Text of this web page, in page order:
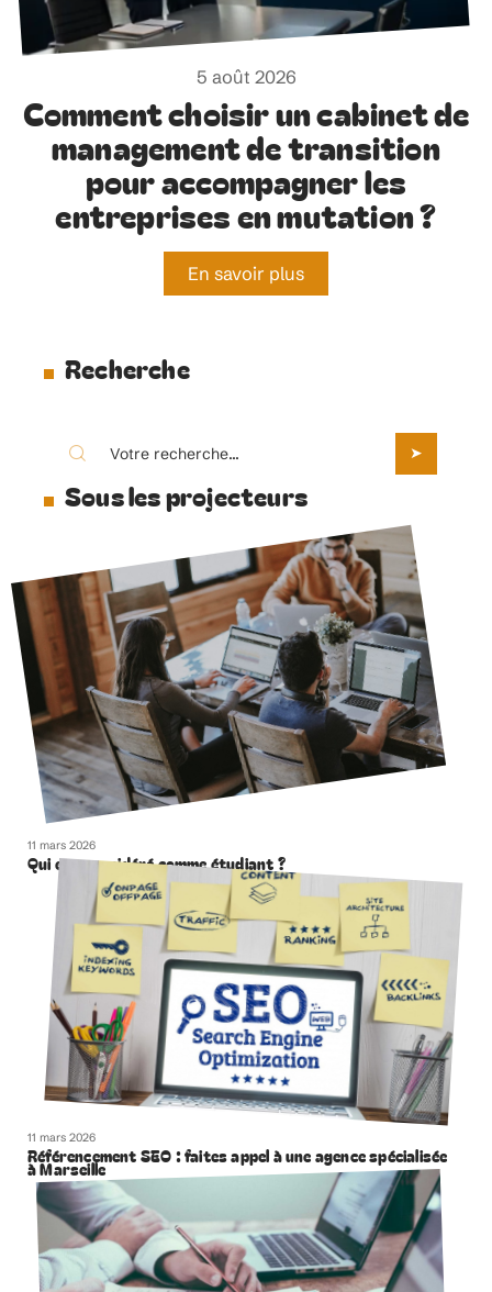
5 août 2026
Comment choisir un cabinet de
management de transition
pour accompagner les
entreprises en mutation ?
En savoir plus
Recherche
Sous les projecteurs
11 mars 2026
Qui est considéré comme étudiant ?
11 mars 2026
Référencement SEO : faites appel à une agence spécialisée
à Marseille